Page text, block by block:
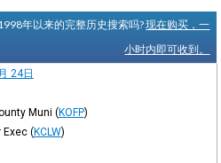
年以来的完整历史搜索吗?现在购买，一
小时内即可收到。
24日
Muni (KOFP)
Exec (KCLW)